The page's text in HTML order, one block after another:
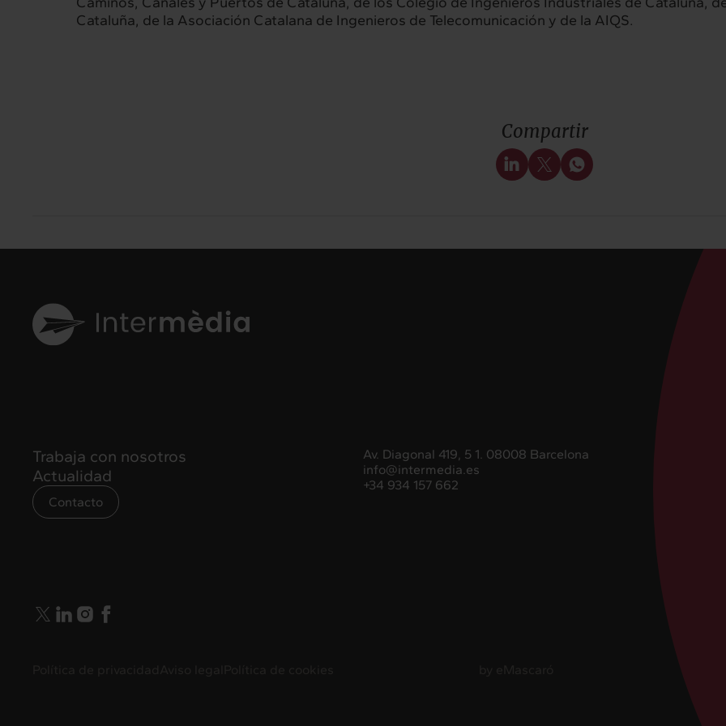
Cataluña, de la Asociación Catalana de Ingenieros de Telecomunicación y de la AIQS.
Compartir
Trabaja con nosotros
Actualidad
Contacto
Av. Diagonal 419, 5 1. 08008 Barcelona
info@intermedia.es
+34 934 157 662